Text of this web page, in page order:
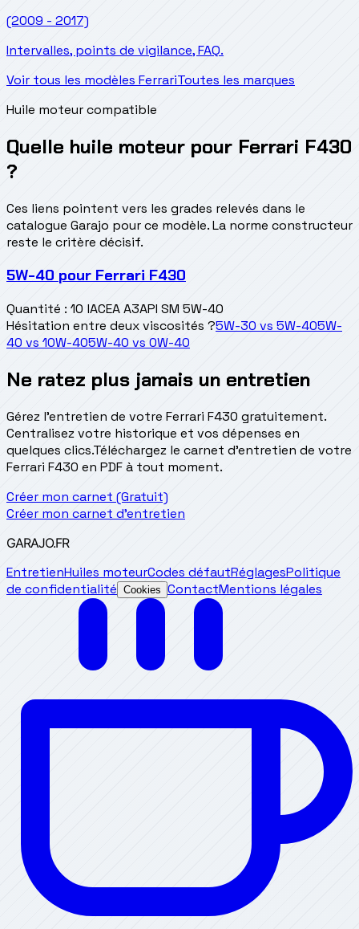
(2009 - 2017)
Intervalles, points de vigilance, FAQ.
Voir tous les modèles FerrariToutes les marques
Huile moteur compatible
Quelle huile moteur pour Ferrari F430
?
Ces liens pointent vers les grades relevés dans le
catalogue Garajo pour ce modèle. La norme constructeur
reste le critère décisif.
5W-40 pour Ferrari F430
Quantité : 10 lACEA A3API SM 5W-40
Hésitation entre deux viscosités ?5W-30 vs 5W-405W-
40 vs 10W-405W-40 vs 0W-40
Ne ratez plus jamais un entretien
Gérez l'entretien de votre Ferrari F430 gratuitement.
Centralisez votre historique et vos dépenses en
quelques clics.Téléchargez le carnet d'entretien de votre
Ferrari F430 en PDF à tout moment.
Créer mon carnet (Gratuit)
Créer mon carnet d'entretien
GARAJO.FR
EntretienHuiles moteurCodes défautRéglagesPolitique
de confidentialité Cookies ContactMentions légales